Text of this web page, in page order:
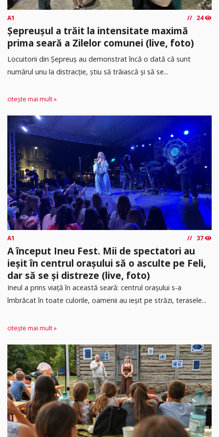
A1 24
Șepreușul a trăit la intensitate maximă
prima seară a Zilelor comunei (live, foto)
Locuitorii din Șepreuș au demonstrat încă o dată că sunt
numărul unu la distracție, știu să trăiască și să se...
citește mai mult »
A1 37
A început Ineu Fest. Mii de spectatori au
ieșit în centrul orașului să o asculte pe Feli,
dar să se și distreze (live, foto)
Ineul a prins viață în această seară: centrul orașului s-a
îmbrăcat în toate culorile, oamenii au ieșit pe străzi, terasele...
citește mai mult »